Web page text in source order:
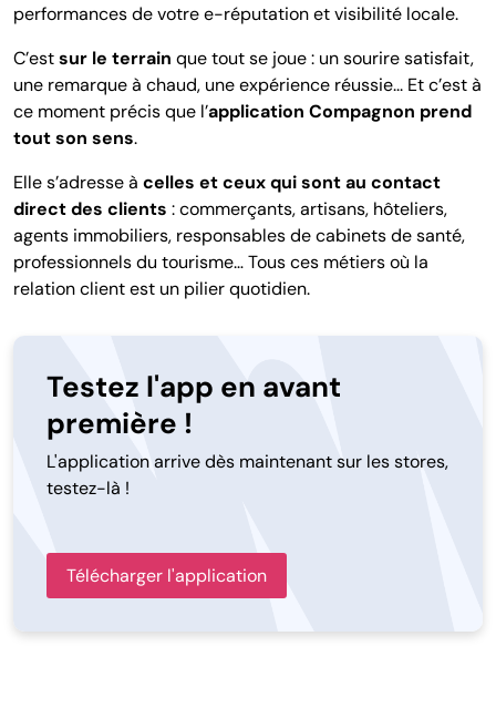
performances de votre e-réputation et visibilité locale.
C’estsur le terrain que tout se joue : un sourire satisfait,
une remarque à chaud, une expérience réussie... Et c’est à
ce moment précis que l’application Compagnon prend
tout son sens.
Elle s’adresse à celles et ceux qui sont au contact
direct des clients : commerçants, artisans, hôteliers,
agents immobiliers, responsables de cabinets de santé,
professionnels du tourisme… Tous ces métiers où la
relation client est un pilier quotidien.
Testez l'app en avant
première !
L'application arrive dès maintenant sur les stores,
testez-là !
Télécharger l'application